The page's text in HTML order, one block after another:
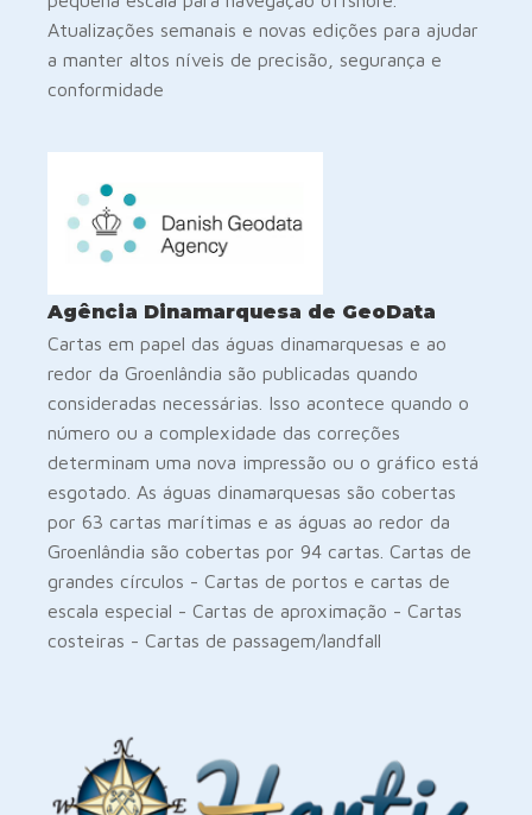
Atualizações semanais e novas edições para ajudar
a manter altos níveis de precisão, segurança e
conformidade
Agência Dinamarquesa de GeoData
Cartas em papel das águas dinamarquesas e ao
redor da Groenlândia são publicadas quando
consideradas necessárias. Isso acontece quando o
número ou a complexidade das correções
determinam uma nova impressão ou o gráfico está
esgotado. As águas dinamarquesas são cobertas
por 63 cartas marítimas e as águas ao redor da
Groenlândia são cobertas por 94 cartas. Cartas de
grandes círculos - Cartas de portos e cartas de
escala especial - Cartas de aproximação - Cartas
costeiras - Cartas de passagem/landfall